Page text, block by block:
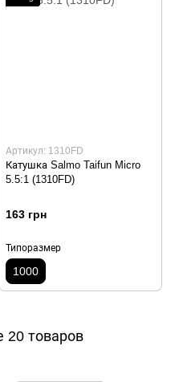
Артикул: 1310FD
Катушка Salmo Taifun Micro
5.5:1 (1310FD)
163 грн
Типоразмер
1000
20 товаров